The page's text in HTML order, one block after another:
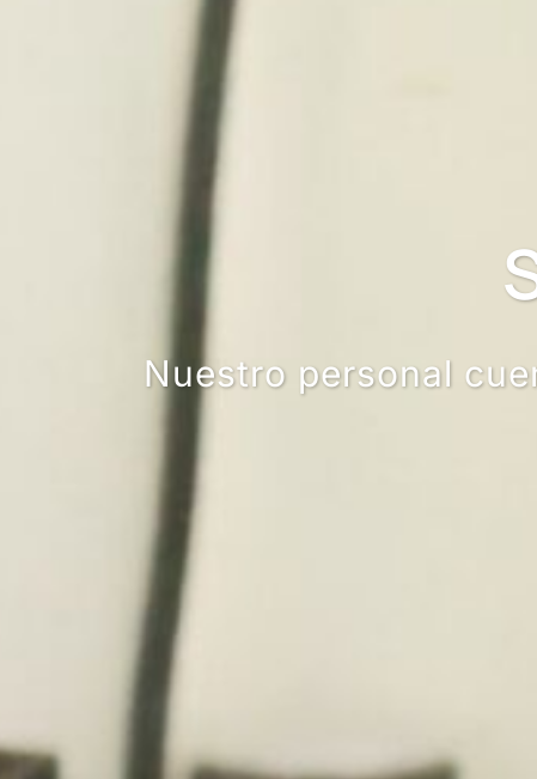
Nuestro personal